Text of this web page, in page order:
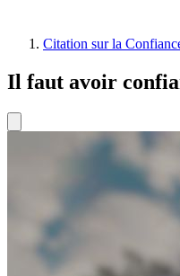
Citation sur la
Il faut avoir